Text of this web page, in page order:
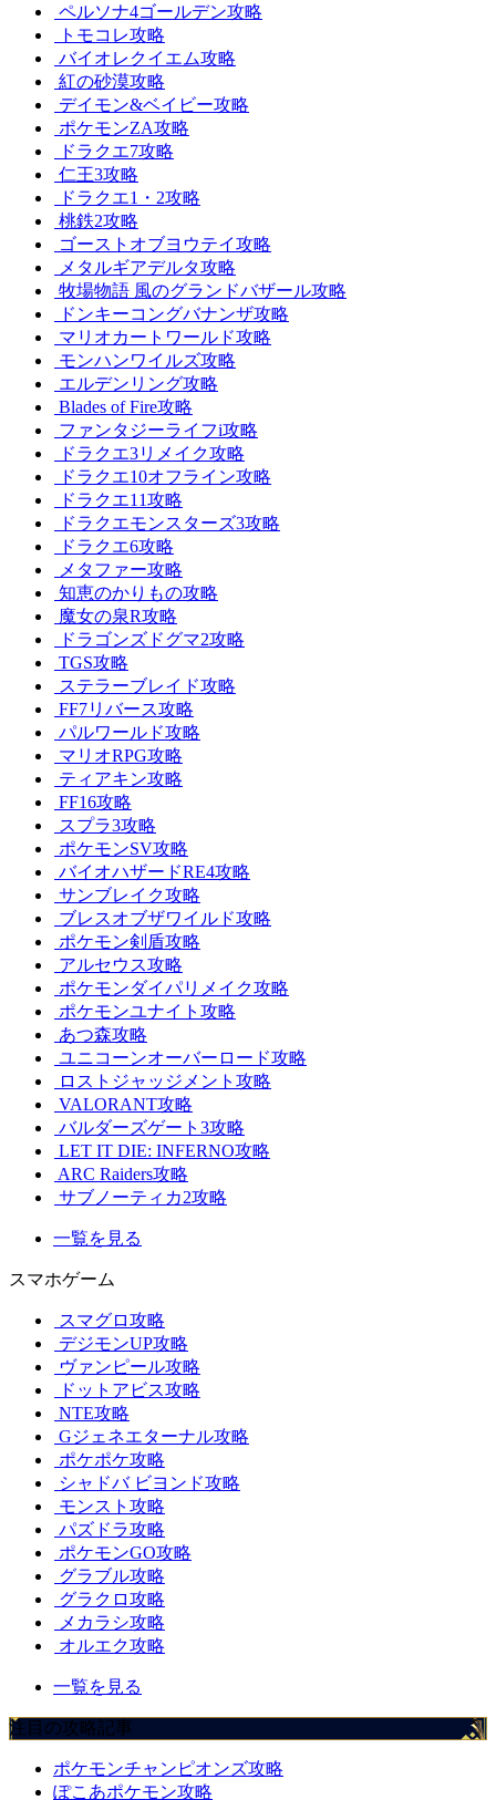
ペルソナ4ゴールデン攻略
トモコレ攻略
バイオレクイエム攻略
紅の砂漠攻略
デイモン&ベイビー攻略
ポケモンZA攻略
ドラクエ7攻略
仁王3攻略
ドラクエ1・2攻略
桃鉄2攻略
ゴーストオブヨウテイ攻略
メタルギアデルタ攻略
牧場物語 風のグランドバザール攻略
ドンキーコングバナンザ攻略
マリオカートワールド攻略
モンハンワイルズ攻略
エルデンリング攻略
Blades of Fire攻略
ファンタジーライフi攻略
ドラクエ3リメイク攻略
ドラクエ10オフライン攻略
ドラクエ11攻略
ドラクエモンスターズ3攻略
ドラクエ6攻略
メタファー攻略
知恵のかりもの攻略
魔女の泉R攻略
ドラゴンズドグマ2攻略
TGS攻略
ステラーブレイド攻略
FF7リバース攻略
パルワールド攻略
マリオRPG攻略
ティアキン攻略
FF16攻略
スプラ3攻略
ポケモンSV攻略
バイオハザードRE4攻略
サンブレイク攻略
ブレスオブザワイルド攻略
ポケモン剣盾攻略
アルセウス攻略
ポケモンダイパリメイク攻略
ポケモンユナイト攻略
あつ森攻略
ユニコーンオーバーロード攻略
ロストジャッジメント攻略
VALORANT攻略
バルダーズゲート3攻略
LET IT DIE: INFERNO攻略
ARC Raiders攻略
サブノーティカ2攻略
一覧を見る
スマホゲーム
スマグロ攻略
デジモンUP攻略
ヴァンピール攻略
ドットアビス攻略
NTE攻略
Gジェネエターナル攻略
ポケポケ攻略
シャドバ ビヨンド攻略
モンスト攻略
パズドラ攻略
ポケモンGO攻略
グラブル攻略
グラクロ攻略
メカラシ攻略
オルエク攻略
一覧を見る
注目の攻略記事
ポケモンチャンピオンズ攻略
ぽこあポケモン攻略